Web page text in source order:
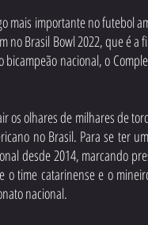
mais importante no futebol
no Brasil Bowl 2022, que é a
bicampeão nacional, o
os olhares de milhares de
no Brasil. Para se ter
desde 2014, marcando
o time catarinense e o
nacional.